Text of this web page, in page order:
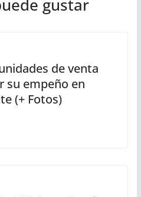
gustar
de venta
su empeño en
(+ Fotos)